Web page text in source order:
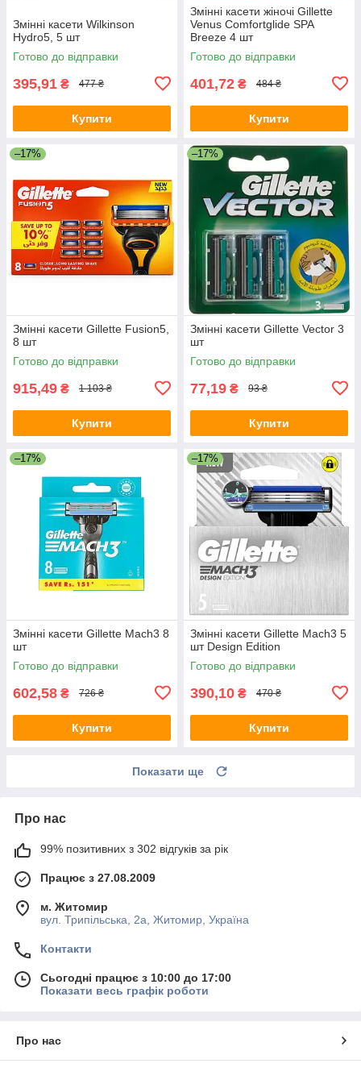
Змінні касети Wilkinson
Hydro5, 5 шт
Готово до відправки
395,91 ₴ 477 ₴
Купити
Змінні касети жіночі Gillette
Venus Comfortglide SPA
Breeze 4 шт
Готово до відправки
401,72 ₴ 484 ₴
Купити
–17%
Змінні касети Gillette Fusion5,
8 шт
Готово до відправки
915,49 ₴ 1 103 ₴
Купити
–17%
Змінні касети Gillette Vector 3
шт
Готово до відправки
77,19 ₴ 93 ₴
Купити
–17%
Змінні касети Gillette Mach3 8
шт
Готово до відправки
602,58 ₴ 726 ₴
Купити
–17%
Змінні касети Gillette Mach3 5
шт Design Edition
Готово до відправки
390,10 ₴ 470 ₴
Купити
Показати ще
Про нас
99% позитивних з 302 відгуків за рік
Працює з 27.08.2009
м. Житомир
вул. Трипільська, 2а, Житомир, Україна
Контакти
Сьогодні працює з 10:00 до 17:00
Показати весь графік роботи
Про нас